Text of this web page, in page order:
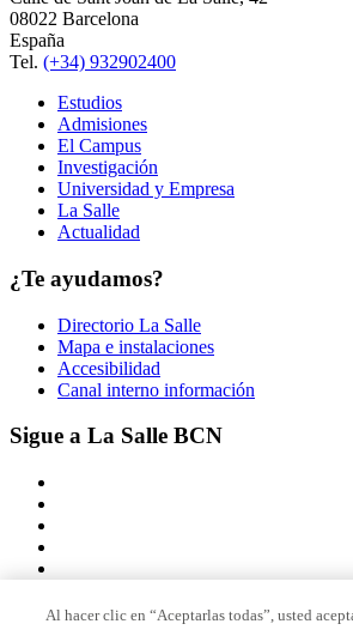
08022 Barcelona
España
Tel. (+34) 932902400
Estudios
Admisiones
El Campus
Investigación
Universidad y Empresa
La Salle
Actualidad
¿Te ayudamos?
Directorio La Salle
Mapa e instalaciones
Accesibilidad
Canal interno información
Sigue a La Salle BCN
Al hacer clic en “Aceptarlas todas”, usted